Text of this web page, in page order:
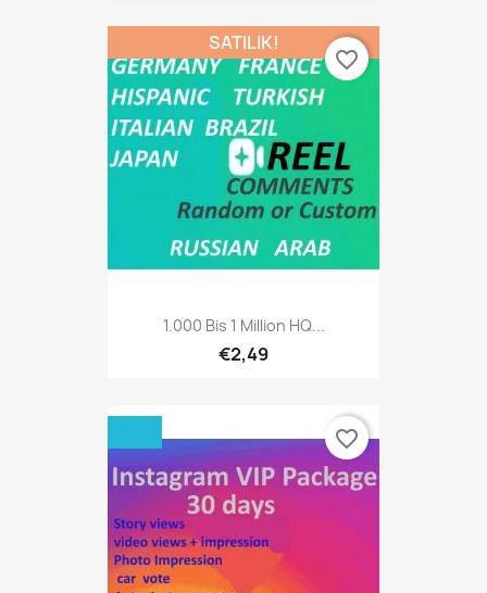
1.000 Bis 1 Million HQ...
€2,49
SATILIK!
favorite_border
favorite_border